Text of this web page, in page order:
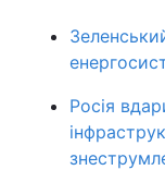
Росія